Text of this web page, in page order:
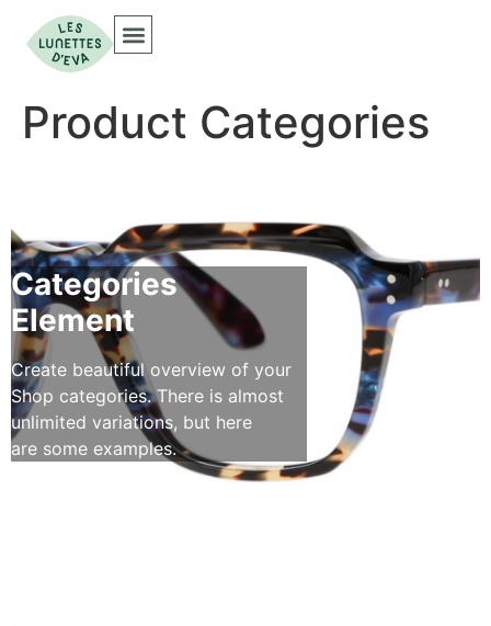
Product Categories
Categories
Element
Create beautiful overview of your
Shop categories. There is almost
unlimited variations, but here
are some examples.